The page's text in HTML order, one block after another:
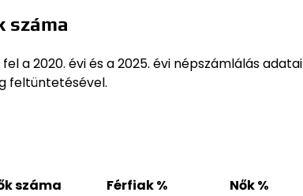
száma
a 2020. évi és a 2025. évi népszámlálás adatai
feltüntetésével.
száma Férfiak %
Nők %